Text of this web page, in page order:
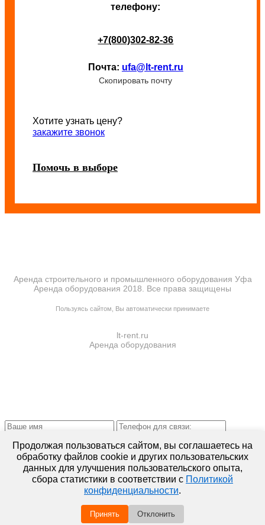
телефону:
+7(800)302-82-36
Почта: ufa@lt-rent.ru
Скопировать почту
Хотите узнать цену?
закажите звонок
Помочь в выборе
Аренда строительного и промышленного оборудования Уфа
Аренда оборудования 2018. Все права защищены
Пользуясь сайтом, Вы автоматически принимаете
lt-rent.ru
Аренда оборудования
персональных данных*
Отправляя запрос, Вы подтверждаете согласие на
персональных данных*
Продолжая пользоваться сайтом, вы соглашаетесь на
обработку файлов cookie и других пользовательских
данных для улучшения пользовательского опыта,
сбора статистики в соответствии с Политикой
конфиденциальности.
Принять Отклонить